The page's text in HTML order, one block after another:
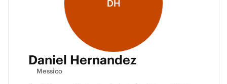
DH
Daniel Hernandez
Messico